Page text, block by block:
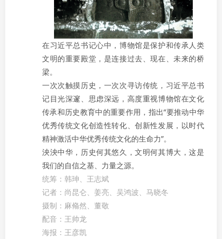
在习近平总书记心中，博物馆是保护和传承人类
文明的重要殿堂，是连接过去、现在、未来的桥
梁。
一次次触摸历史，一次次寻访传统，习近平总书
记目光深邃、思虑深远，高度重视博物馆在文化
传承和历史教育中的重要作用，指出“要推动中华
优秀传统文化创造性转化、创新性发展，以时代
精神激活中华优秀传统文化的生命力”。
泱泱中华，历史何其悠久，文明何其博大，这是
我们的自信之基、力量之源。
统筹：韩珅、王志斌
记者：尚昆仑、姜亮、吴鸿波、马晓冬
摄制：麻翛然、董敬
配音：王帅龙
海报：王彦凯